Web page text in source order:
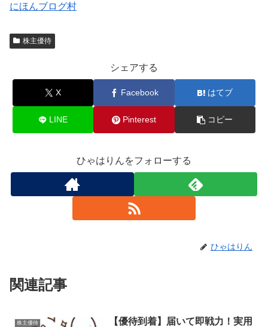
にほんブログ村
株主優待
シェアする
X Facebook はてブ
LINE Pinterest コピー
ひゃはりんをフォローする
ひゃはりん
関連記事
株主優待
【優待到着】届いて即戦力！実用